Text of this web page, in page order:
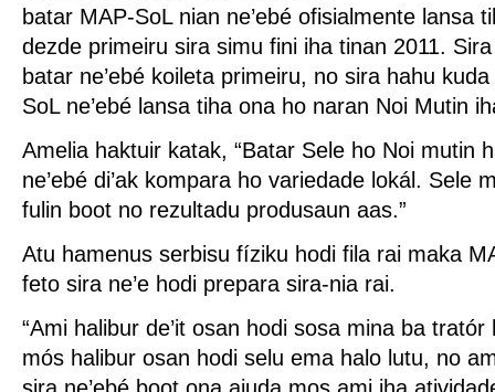
batar MAP-SoL nian ne’ebé ofisialmente lansa
dezde primeiru sira simu fini iha tinan 2011.
batar ne’ebé koileta primeiru, no sira hahu
SoL ne’ebé lansa tiha ona ho naran Noi Mutin
Amelia haktuir katak, “Batar Sele ho Noi mutin
ne’ebé di’ak kompara ho variedade lokál. Sele
fulin boot no rezultadu produsaun aas.”
Atu hamenus serbisu fíziku hodi fila rai maka
feto sira ne’e hodi prepara sira-nia rai.
“Ami halibur de’it osan hodi sosa mina ba
mós halibur osan hodi selu ema halo lutu, no